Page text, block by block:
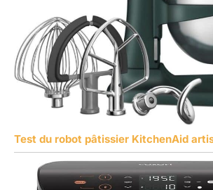
Test du robot pâtissier KitchenAid